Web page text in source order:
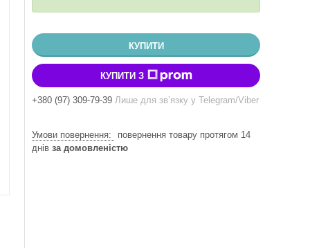
КУПИТИ
КУПИТИ З
+380 (97) 309-79-39 Лише для звʼязку у Telegram/Viber
повернення товару протягом 14
днів за домовленістю